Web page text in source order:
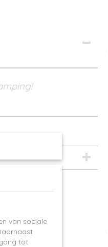
van sociale
tot